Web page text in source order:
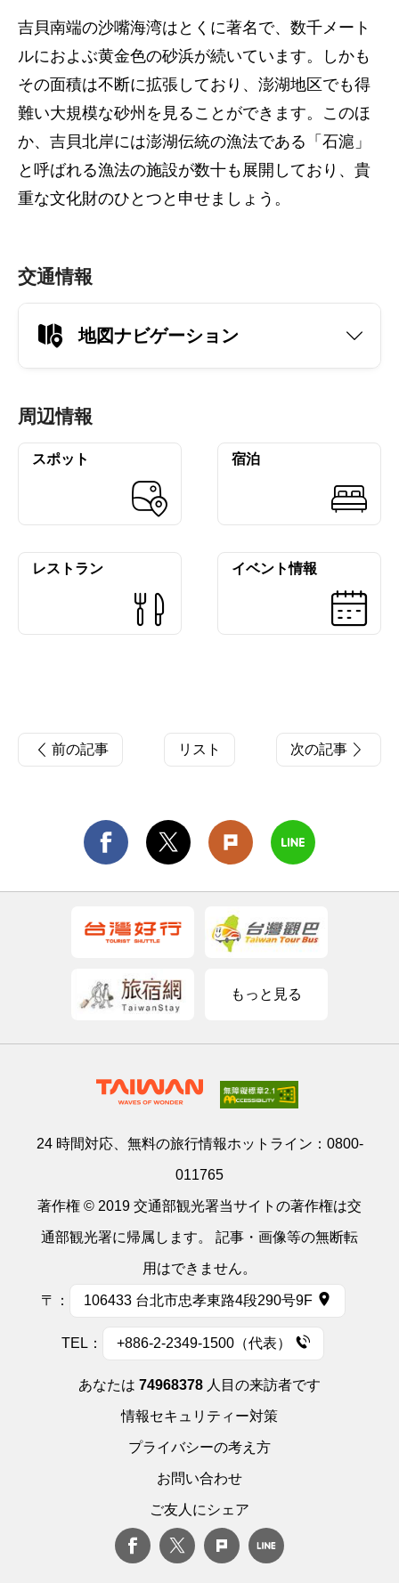
吉貝南端の沙嘴海湾はとくに著名で、数千メート
ルにおよぶ黄金色の砂浜が続いています。しかも
その面積は不断に拡張しており、澎湖地区でも得
難い大規模な砂州を見ることができます。このほ
か、吉貝北岸には澎湖伝統の漁法である「石滬」
と呼ばれる漁法の施設が数十も展開しており、貴
重な文化財のひとつと申せましょう。
交通情報
地図ナビゲーション
周辺情報
スポット 宿泊
レストラン イベント情報
前の記事 リスト 次の記事
もっと見る
24 時間対応、無料の旅行情報ホットライン： 0800-
011765
著作権 © 2019 交通部観光署当サイトの著作権は交
通部観光署に帰属します。 記事・画像等の無断転
用はできません。
〒： 106433 台北市忠孝東路4段290号9F
TEL： +886-2-2349-1500（代表）
あなたは 74968378 人目の来訪者です
情報セキュリティー対策
プライバシーの考え方
お問い合わせ
ご友人にシェア